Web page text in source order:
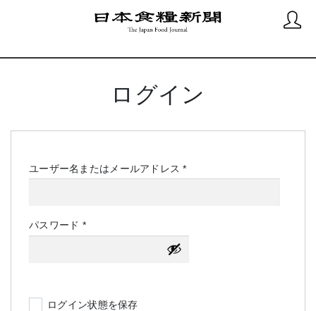
ログイン
ユーザー名またはメールアドレス*必
パスワード *必
須
ログイン状態を保存